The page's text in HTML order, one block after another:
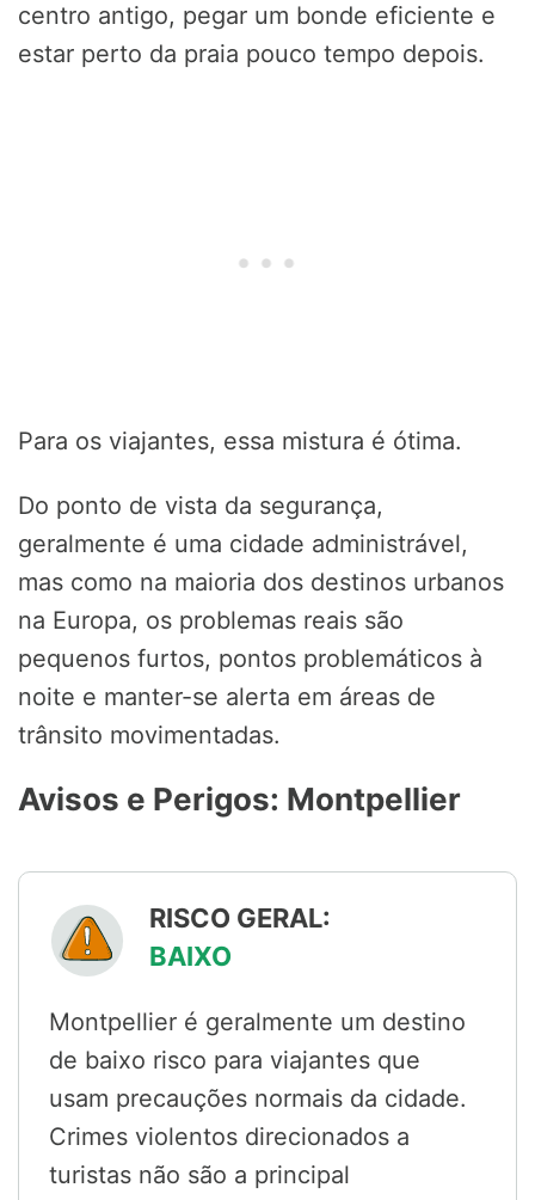
centro antigo, pegar um bonde eficiente e
estar perto da praia pouco tempo depois.
Para os viajantes, essa mistura é ótima.
Do ponto de vista da segurança,
geralmente é uma cidade administrável,
mas como na maioria dos destinos urbanos
na Europa, os problemas reais são
pequenos furtos, pontos problemáticos à
noite e manter-se alerta em áreas de
trânsito movimentadas.
Avisos e Perigos: Montpellier
RISCO GERAL:
BAIXO
Montpellier é geralmente um destino
de baixo risco para viajantes que
usam precauções normais da cidade.
Crimes violentos direcionados a
turistas não são a principal